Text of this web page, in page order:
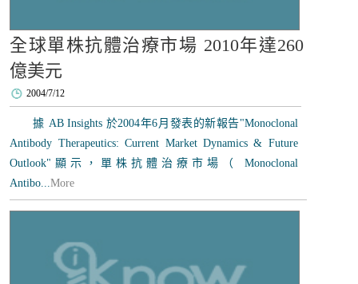
全球單株抗體治療市場 2010年達260
億美元
2004/7/12
據 AB Insights 於2004年6月發表的新報告"Monoclonal
Antibody Therapeutics: Current Market Dynamics & Future
Outlook"顯示，單株抗體治療市場（ Monoclonal
Antibo...More